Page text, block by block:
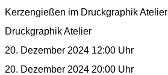
Kerzengießen im Druckgraphik Atelier
Druckgraphik Atelier
20. Dezember 2024 12:00 Uhr
20. Dezember 2024 20:00 Uhr